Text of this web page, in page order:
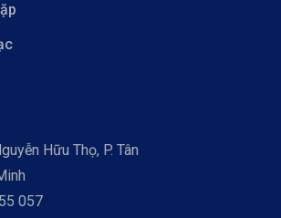
Hữu Thọ, P. Tân
057